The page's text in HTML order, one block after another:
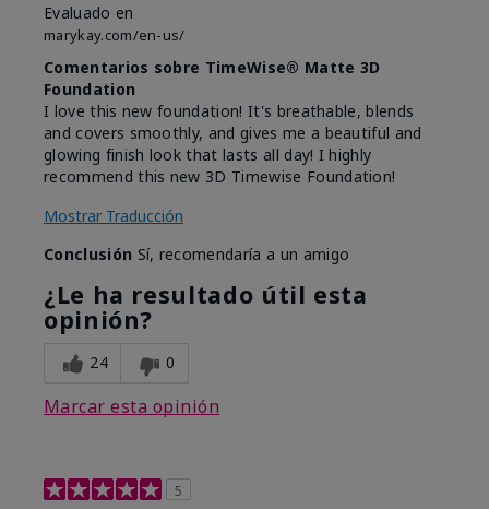
Evaluado en
marykay.com/en-us/
Comentarios sobre TimeWise® Matte 3D
Foundation
I love this new foundation! It's breathable, blends
and covers smoothly, and gives me a beautiful and
glowing finish look that lasts all day! I highly
recommend this new 3D Timewise Foundation!
Mostrar Traducción
Conclusión Sí, recomendaría a un amigo
¿Le ha resultado útil esta
opinión?
24 0
Marcar esta opinión
5